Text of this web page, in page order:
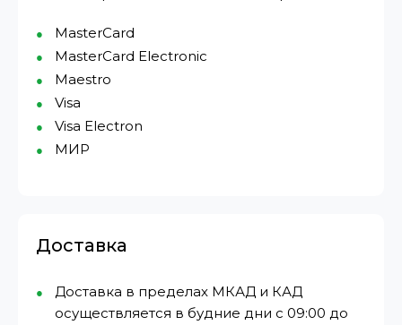
MasterCard
MasterCard Electronic
Maestro
Visa
Visa Electron
МИР⁠
Доставка
Доставка в пределах МКАД и КАД
осуществляется в будние дни с 09:00 до